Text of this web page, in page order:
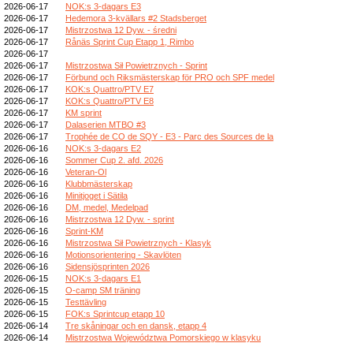
2026-06-17
NOK:s 3-dagars E3
2026-06-17
Hedemora 3-kvällars #2 Stadsberget
2026-06-17
Mistrzostwa 12 Dyw. - średni
2026-06-17
Rånäs Sprint Cup Etapp 1, Rimbo
2026-06-17
2026-06-17
Mistrzostwa Sił Powietrznych - Sprint
2026-06-17
Förbund och Riksmästerskap för PRO och SPF medel
2026-06-17
KOK:s Quattro/PTV E7
2026-06-17
KOK:s Quattro/PTV E8
2026-06-17
KM sprint
2026-06-17
Dalaserien MTBO #3
2026-06-17
Trophée de CO de SQY - E3 - Parc des Sources de la
2026-06-16
NOK:s 3-dagars E2
2026-06-16
Sommer Cup 2. afd. 2026
2026-06-16
Veteran-Ol
2026-06-16
Klubbmästerskap
2026-06-16
Minitjoget i Sätila
2026-06-16
DM, medel, Medelpad
2026-06-16
Mistrzostwa 12 Dyw. - sprint
2026-06-16
Sprint-KM
2026-06-16
Mistrzostwa Sił Powietrznych - Klasyk
2026-06-16
Motionsorientering - Skavlöten
2026-06-16
Sidensjösprinten 2026
2026-06-15
NOK:s 3-dagars E1
2026-06-15
O-camp SM träning
2026-06-15
Testtävling
2026-06-15
FOK:s Sprintcup etapp 10
2026-06-14
Tre skåningar och en dansk, etapp 4
2026-06-14
Mistrzostwa Województwa Pomorskiego w klasyku